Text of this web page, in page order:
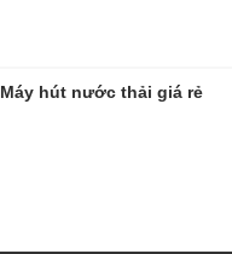
Máy hút nước thải giá rẻ